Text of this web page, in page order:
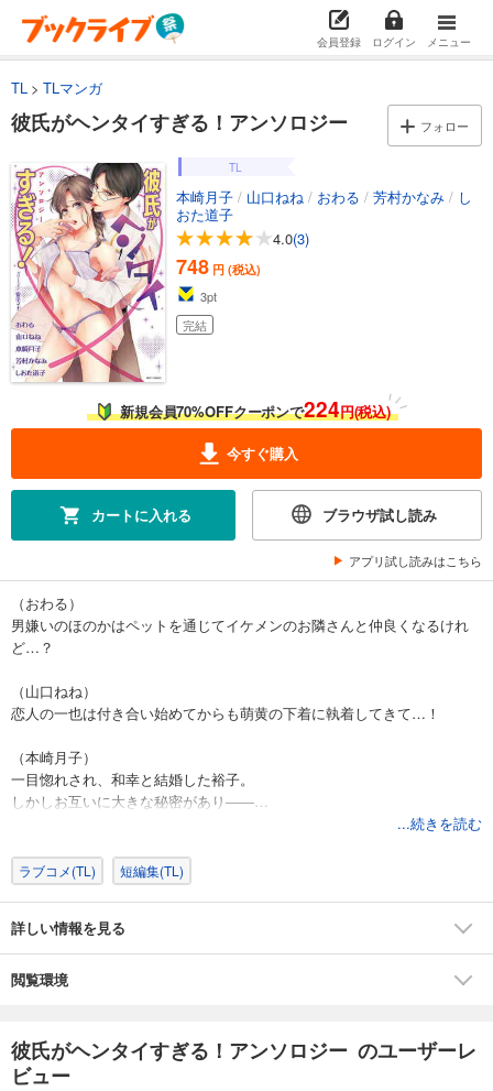
会員登録 ログイン メニュー
TL TLマンガ
彼氏がヘンタイすぎる！アンソロジー フォロー
TL
本崎月子 / 山口ねね / おわる / 芳村かなみ / し
おた道子
4.0(3)
748 円 (税込)
3pt
完結
新規会員70%OFFクーポンで224円(税込)
今すぐ購入
カートに入れる ブラウザ試し読み
アプリ試し読みはこちら
（おわる）
男嫌いのほのかはペットを通じてイケメンのお隣さんと仲良くなるけれ
ど…？
（山口ねね）
恋人の一也は付き合い始めてからも萌黄の下着に執着してきて…！
（本崎月子）
一目惚れされ、和幸と結婚した裕子。
しかしお互いに大きな秘密があり——…
人気者の上司と同棲して3年になるけれど少しマンネリ気味の春奈は…？
エリート彼氏の井駒さんは家では全裸のヌーディストで…!?
...続きを読む
ラブコメ(TL) 短編集(TL)
詳しい情報を見る
閲覧環境
彼氏がヘンタイすぎる！アンソロジー のユーザーレ
ビュー